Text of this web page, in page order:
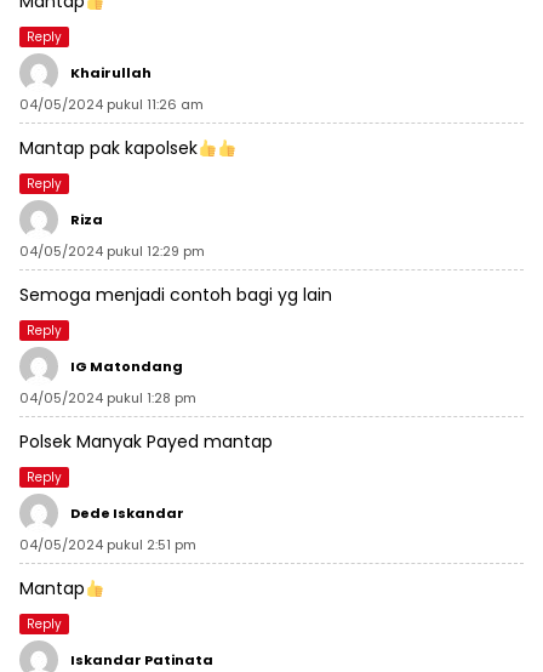
Reply
Khairullah
04/05/2024 pukul 11:26 am
Mantap pak kapolsek
Reply
Riza
04/05/2024 pukul 12:29 pm
Semoga menjadi contoh bagi yg lain
Reply
IG Matondang
04/05/2024 pukul 1:28 pm
Polsek Manyak Payed mantap
Reply
Dede Iskandar
04/05/2024 pukul 2:51 pm
Mantap
Reply
Iskandar Patinata